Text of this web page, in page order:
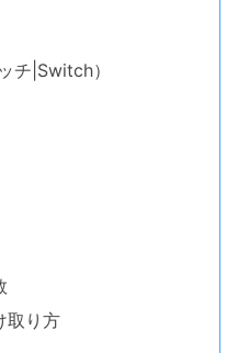
チ|Switch）
取り方